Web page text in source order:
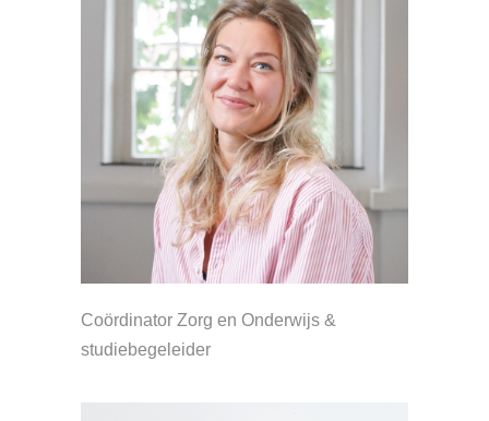
Coördinator Zorg en Onderwijs &
studiebegeleider